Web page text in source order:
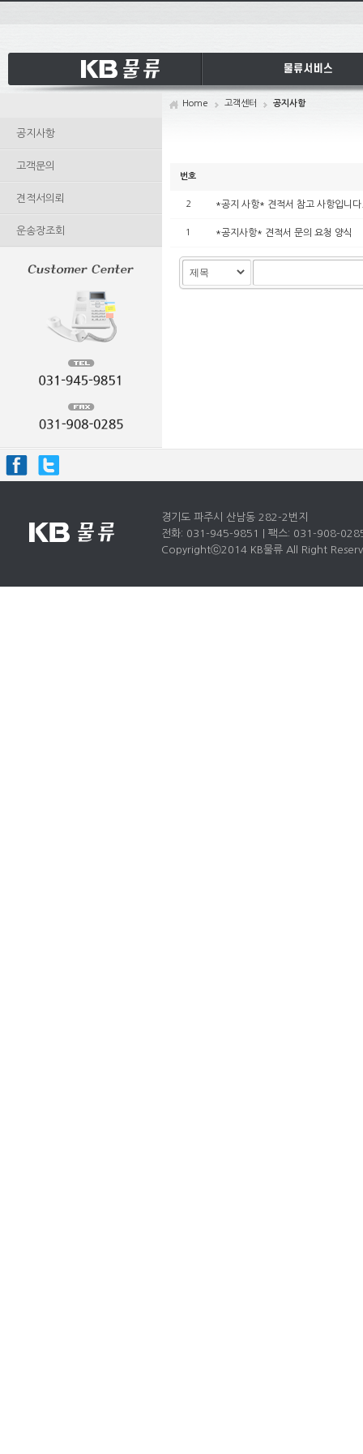
공지사항
고객문의
견적서의뢰
운송장조회
Home 고객센터 공지사항
번호
2 *공지 사항* 견적서 참고 사항입니
1 *공지사항* 견적서 문의 요청 양식
Sketchbook5,
Sketchbook5,
Sketchbook5,
Sketchbook5,
경기도 파주시 산남동 282-2번지
전화: 031-945-9851 | 팩스: 031-908-
Copyrightⓒ2014 KB물류 All Right